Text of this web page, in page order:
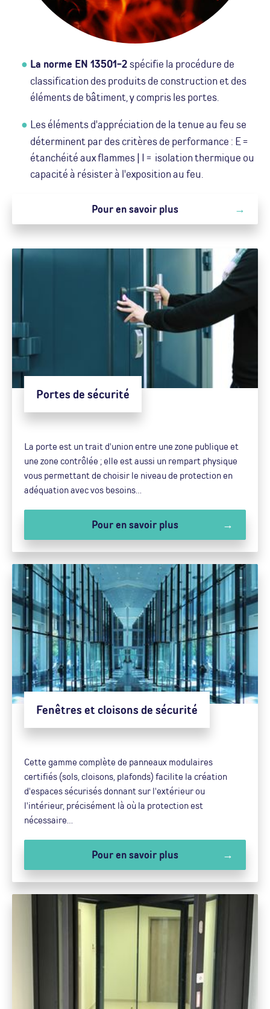
La norme EN 13501-2spécifie la procédure de
classification des produits de construction et des
éléments de bâtiment, y compris les portes.
Les éléments d'appréciation de la tenue au feu se
déterminent par des critères de performance : E =
étanchéité aux flammes | I = isolation thermique ou
capacité à résister à l'exposition au feu.
Pour en savoir plus
Portes de sécurité
La porte est un trait d'union entre une zone publique et
une zone contrôlée ; elle est aussi un rempart physique
vous permettant de choisir le niveau de protection en
adéquation avec vos besoins…
Pour en savoir plus
Fenêtres et cloisons de sécurité
Cette gamme complète de panneaux modulaires
certifiés (sols, cloisons, plafonds) facilite la création
d'espaces sécurisés donnant sur l'extérieur ou
l'intérieur, précisément là où la protection est
nécessaire…
Pour en savoir plus